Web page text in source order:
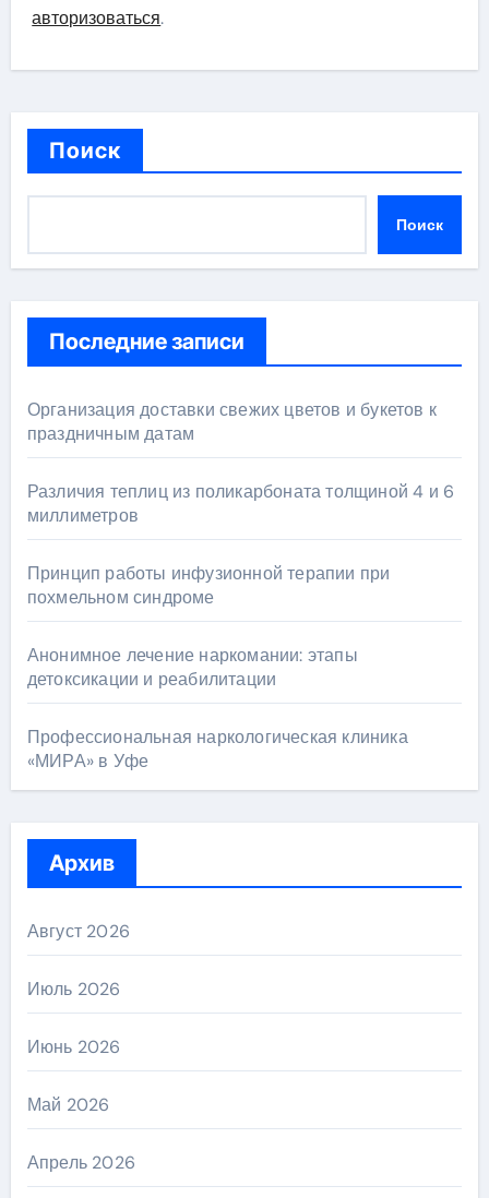
авторизоваться.
Поиск
Поиск
Последние записи
Организация доставки свежих цветов и букетов к
праздничным датам
Различия теплиц из поликарбоната толщиной 4 и 6
миллиметров
Принцип работы инфузионной терапии при
похмельном синдроме
Анонимное лечение наркомании: этапы
детоксикации и реабилитации
Профессиональная наркологическая клиника
«МИРА» в Уфе
Архив
Август 2026
Июль 2026
Июнь 2026
Май 2026
Апрель 2026